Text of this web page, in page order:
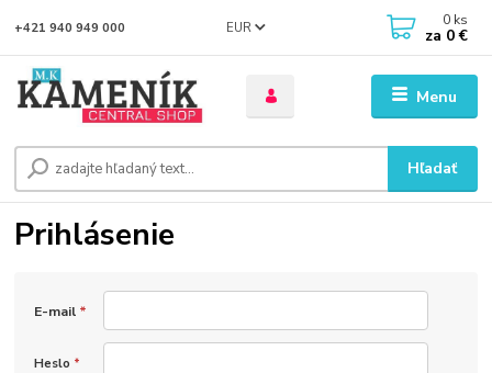
Menu
EUR
Hľadať
+421 940 949 000 0 ks
za 0 €
Prihlásenie
E-mail *
Heslo *